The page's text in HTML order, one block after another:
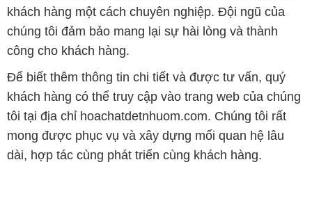
khách hàng một cách chuyên nghiệp. Đội ngũ của
chúng tôi đảm bảo mang lại sự hài lòng và thành
công cho khách hàng.
Để biết thêm thông tin chi tiết và được tư vấn, quý
khách hàng có thể truy cập vào trang web của chúng
tôi tại địa chỉ hoachatdetnhuom.com. Chúng tôi rất
mong được phục vụ và xây dựng mối quan hệ lâu
dài, hợp tác cùng phát triển cùng khách hàng.